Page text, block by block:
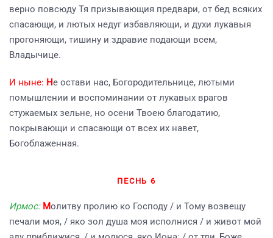
верно повсюду Тя призывающия предвари, от бед всяких
спасающи, и лютых недуг избавляющи, и духи лукавыя
прогоняющи, тишину и здравие подающи всем,
Владычице.
И ныне: Не остави нас, Богородительнице, лютыми
помышлении и воспоминании от лукавых врагов
стужаемых зельне, но осени Твоею благодатию,
покрывающи и спасающи от всех их навет,
Богоблаженная.
ПЕСНЬ 6
Ирмос: Молитву пролию ко Господу / и Тому возвещу
печали моя, / яко зол душа моя исполнися / и живот мой